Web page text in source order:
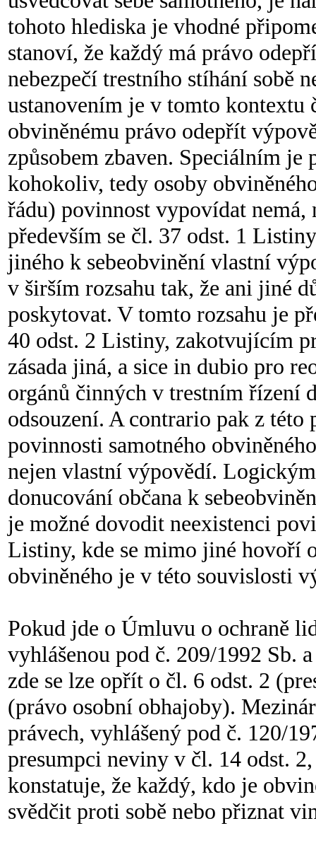
tohoto hlediska je vhodné
stanoví, že každý má právo
nebezpečí trestního stíhání sobě
ustanovením je v tomto
obviněnému právo odepřít
způsobem zbaven. Speciálním je
kohokoliv, tedy osoby
řádu) povinnost vypovídat
především se čl. 37 odst. 1
jiného k sebeobvinění vlastní
v širším rozsahu tak, že ani jiné
poskytovat. V tomto rozsahu je
40 odst. 2 Listiny, zakotvujícím
zásada jiná, a sice in dubio pro
orgánů činných v trestním řízení
odsouzení. A contrario pak z
povinnosti samotného
nejen vlastní výpovědí.
donucování občana k
je možné dovodit neexistenci
Listiny, kde se mimo jiné hovoří
obviněného je v této souvislosti
Pokud jde o Úmluvu o ochraně
vyhlášenou pod č. 209/1992 Sb.
zde se lze opřít o čl. 6 odst. 2
(právo osobní obhajoby).
právech, vyhlášený pod č. 120/
presumpci neviny v čl. 14 odst.
konstatuje, že každý, kdo je
svědčit proti sobě nebo přiznat